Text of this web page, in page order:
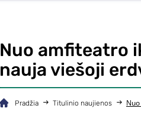
Nuo amfiteatro
nauja viešoji
Pradžia Titulinio naujienos